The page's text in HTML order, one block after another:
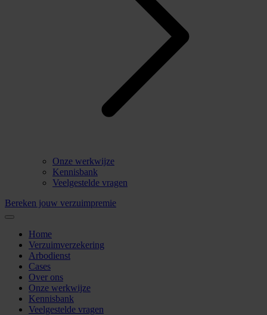
Onze werkwijze
Kennisbank
Veelgestelde vragen
Bereken jouw verzuimpremie
Home
Verzuimverzekering
Arbodienst
Cases
Over ons
Onze werkwijze
Kennisbank
Veelgestelde vragen